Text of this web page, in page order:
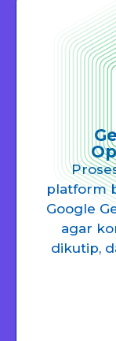
platform
Google
agar
dikutip,